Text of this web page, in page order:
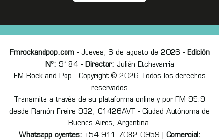
Fmrockandpop.com- Jueves, 6 de agosto de 2026 - Edición
Nº: 9184 - Director: Julián Etchevarria
FM Rock and Pop - Copyright © 2026 Todos los derechos
reservados
Transmite a través de su plataforma online y por FM 95.9
desde Ramón Freire 932, C1426AVT - Ciudad Autónoma de
Buenos Aires, Argentina.
Whatsapp oyentes: +54 911 7082 0959 | Comercial: